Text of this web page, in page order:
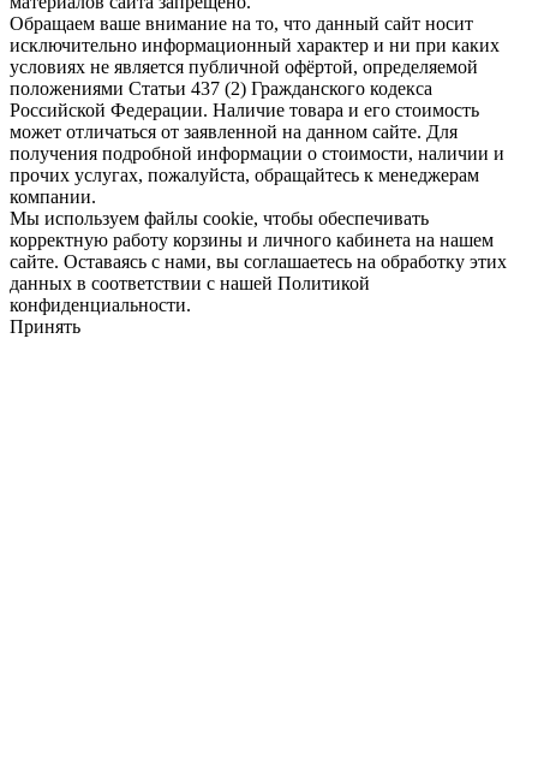
Обращаем ваше внимание на то, что данный сайт носит
исключительно информационный характер и ни при каких
условиях не является публичной офёртой, определяемой
положениями Статьи 437 (2) Гражданского кодекса
Российской Федерации. Наличие товара и его стоимость
может отличаться от заявленной на данном сайте. Для
получения подробной информации о стоимости, наличии и
прочих услугах, пожалуйста, обращайтесь к менеджерам
компании.
Мы используем файлы cookie, чтобы обеспечивать
корректную работу корзины и личного кабинета на нашем
сайте. Оставаясь с нами, вы соглашаетесь на обработку этих
данных в соответствии с нашей Политикой
конфиденциальности.
Принять